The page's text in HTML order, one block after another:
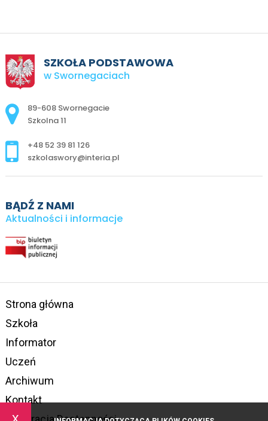
SZKOŁA PODSTAWOWA
w Swornegaciach
Adres pocztowy:
89-608 Swornegacie
Szkolna 11
+48 52 39 81 126
szkolaswory@interia.pl
BĄDŹ Z NAMI
Aktualności i informacje
Strona główna
Szkoła
Informator
Uczeń
Archiwum
Kontakt